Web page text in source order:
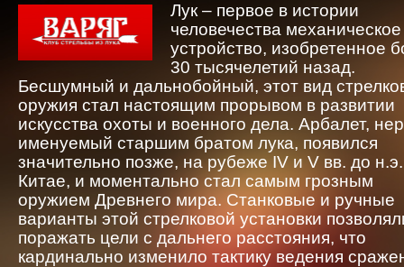
Лук – первое в истории
человечества механическое
устройство, изобретенное
30 тысячелетий назад.
Бесшумный и дальнобойный, этот вид
оружия стал настоящим прорывом в развитии
искусства охоты и военного дела. Арбалет,
именуемый старшим братом лука, появился
значительно позже, на рубеже IV и V вв. до
Китае, и моментально стал самым грозным
оружием Древнего мира. Станковые и ручные
варианты этой стрелковой установки
поражать цели с дальнего расстояния, что
кардинально изменило тактику ведения